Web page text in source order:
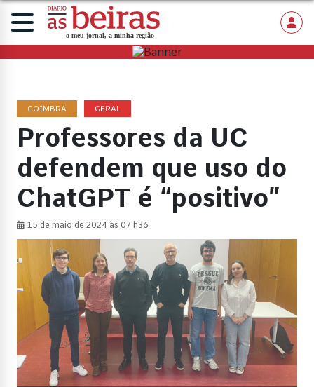
COIMBRA GERAL
Professores da UC
defendem que uso do
ChatGPT é “positivo”
15 de maio de 2024 às 07 h36